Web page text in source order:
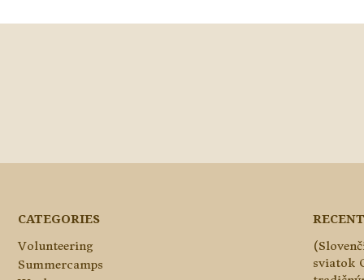
CATEGORIES
Volunteering
Summercamps
sviatok